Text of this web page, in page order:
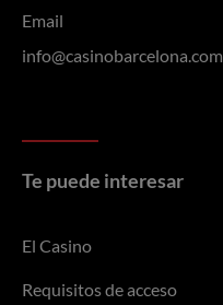
Email
info@casinobarcelona.com
Te puede interesar
El Casino
Requisitos de acceso